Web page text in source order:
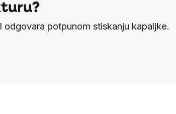
potpunom stiskanju kapaljke.